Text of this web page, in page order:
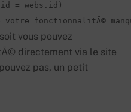
= webs.id)
fonctionnalitÃ©
vous pouvez
directement via le site
pas, un petit